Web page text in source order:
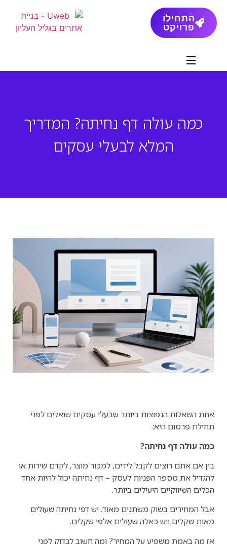
התחילו
פרויקט
כמה עולה דף נחיתה? המדריך
המלא לבעלי עסקים
אחת השאלות הנפוצות ביותר שבעלי עסקים שואלים לפני
תחילת פרסום היא:
כמה עולה דף נחיתה?
בין אם אתם רוצים לקבל לידים, למכור מוצר, לקדם שירות או
להגדיל את מספר הפניות לעסק – דף נחיתה יכול להיות אחד
הכלים השיווקיים היעילים ביותר.
אבל המחירים בשוק משתנים מאוד. יש דפי נחיתה שעולים
מאות שקלים ויש כאלה שעולים אלפי שקלים.
אז מה באמת משפיע על המחיר? ומה חשוב לבדוק לפני